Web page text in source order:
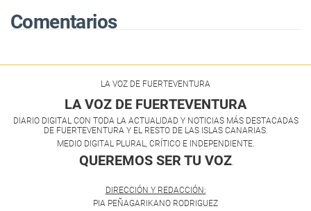
Comentarios
LA VOZ DE FUERTEVENTURA
LA VOZ DE FUERTEVENTURA
DIARIO DIGITAL CON TODA LA ACTUALIDAD Y NOTICIAS MÁS DESTACADAS
DE FUERTEVENTURA Y EL RESTO DE LAS ISLAS CANARIAS.
MEDIO DIGITAL PLURAL, CRÍTICO E INDEPENDIENTE.
QUEREMOS SER TU VOZ.
DIRECCIÓN Y REDACCIÓN:
PIA PEÑAGARIKANO RODRIGUEZ